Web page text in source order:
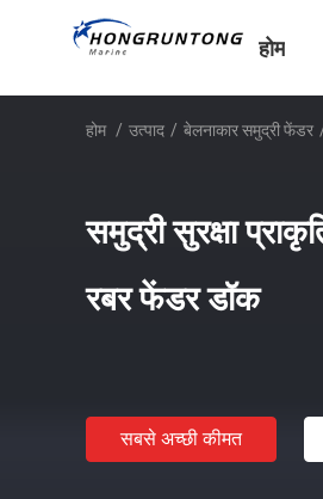
होम
होम / उत्पाद / बेलनाकार समुद्री फेंडर
समुद्री सुरक्षा
रबर फेंडर डॉक
सबसे अच्छी कीमत